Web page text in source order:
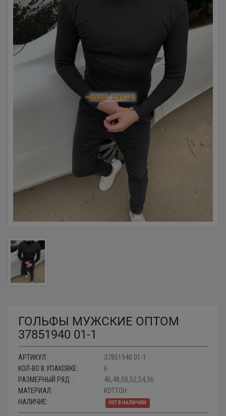
ГОЛЬФЫ МУЖСКИЕ ОПТОМ
37851940 01-1
АРТИКУЛ:
37851940 01-1
КОЛ-ВО В УПАКОВКЕ:
6
РАЗМЕРНЫЙ РЯД: :
46,48,50,52,54,56
МАТЕРИАЛ:
КОТТОН
НАЛИЧИЕ:
НЕТ В НАЛИЧИИ